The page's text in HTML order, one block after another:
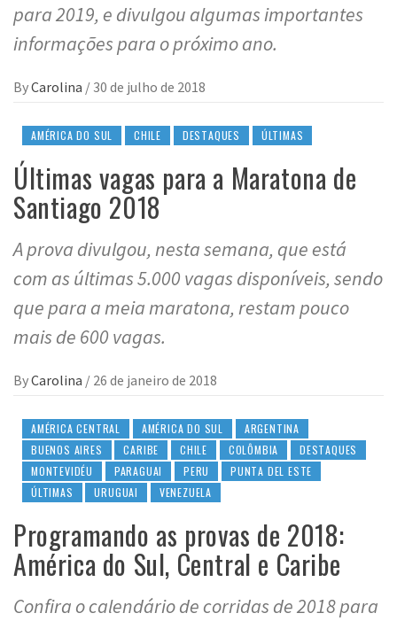
para 2019, e divulgou algumas importantes
informações para o próximo ano.
ByCarolina / 30 de julho de 2018
AMÉRICA DO SUL CHILE DESTAQUES ÚLTIMAS
Últimas vagas para a Maratona de
Santiago 2018
A prova divulgou, nesta semana, que está
com as últimas 5.000 vagas disponíveis, sendo
que para a meia maratona, restam pouco
mais de 600 vagas.
ByCarolina / 26 de janeiro de 2018
AMÉRICA CENTRAL AMÉRICA DO SUL
ARGENTINA
BUENOS AIRES
CARIBE CHILE COLÔMBIA
DESTAQUES
MONTEVIDÉU
PARAGUAI PERU
PUNTA DEL ESTE
ÚLTIMAS
URUGUAI VENEZUELA
Programando as provas de 2018:
América do Sul, Central e Caribe
Confira o calendário de corridas de 2018 para